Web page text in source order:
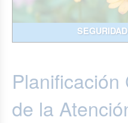
de la